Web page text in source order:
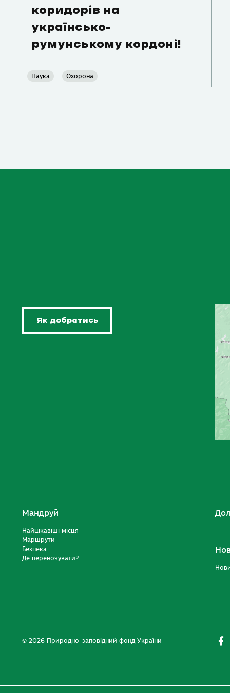
коридорів на
українсько-
румунському кордоні!
Наука Охорона
Як добратись
Мандруй
Найцікавіші місця
Маршрути
Безпека
Де переночувати?
© 2026 Природно-заповідний фонд України